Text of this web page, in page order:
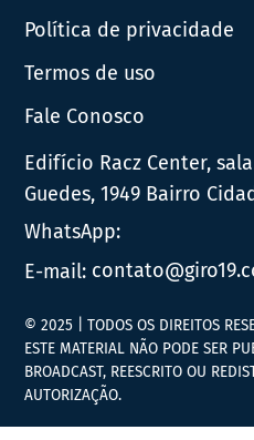
Política de privacidade
Termos de uso
Fale Conosco
Edifício Racz Center,
Guedes, 1949 Bairro
WhatsApp:
E-mail:
© 2025 | TODOS OS DIREITOS
ESTE MATERIAL NÃO PODE SER
BROADCAST, REESCRITO OU
AUTORIZAÇÃO.